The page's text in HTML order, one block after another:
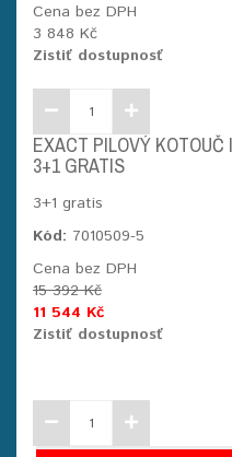
Cena bez DPH
3 848 Kč
Zistiť dostupnosť
EXACT PILOVÝ KOTOUČ
3+1 GRATIS
3+1 gratis
Kód: 7010509-5
Cena bez DPH
15 392 Kč
11 544 Kč
Zistiť dostupnosť